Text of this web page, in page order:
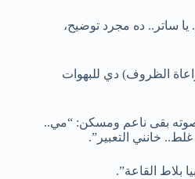
ساتر.. ده مجرد توضيح،
الظروف) دي للبهوات
بقى ناعم ومسكن: “مي..
خانني التعبير”.
بلاط القاعة”.